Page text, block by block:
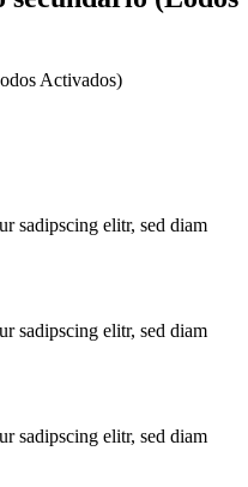
Activados)
sadipscing elitr, sed diam
sadipscing elitr, sed diam
sadipscing elitr, sed diam